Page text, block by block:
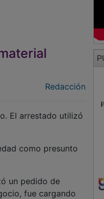
Redacción
El arrestado utilizó
como presunto
un pedido de
fue cargando